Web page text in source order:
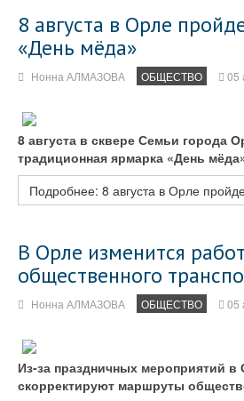
8 августа в Орле
«День мёда»
Нонна АЛМАЗОВА ОБЩЕСТВО 05
8 августа в сквере Семьи города
традиционная ярмарка «День
Подробнее: 8 августа в Орле
В Орле изменится
общественного
Нонна АЛМАЗОВА ОБЩЕСТВО 05
Из‑за праздничных мероприятий
скорректируют маршруты